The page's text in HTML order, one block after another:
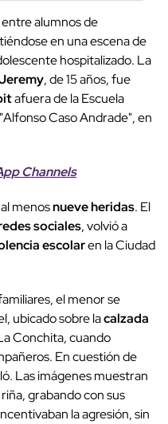
entre alumnos de
en una escena de
hospitalizado. La
, de 15 años, fue
afuera de la Escuela
Caso Andrade", en
Channels
menosnueve heridas. El
sociales, volvió a
escolaren la Ciudad
el menor se
ubicado sobre lacalzada
Conchita, cuando
En cuestión de
Las imágenes muestran
grabando con sus
la agresión, sin